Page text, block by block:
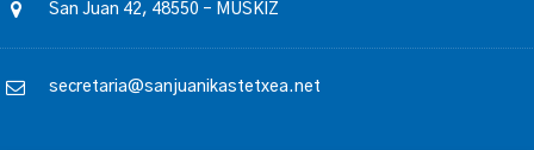
San Juan 42, 48550 – MUSKIZ
secretaria@sanjuanikastetxea.net